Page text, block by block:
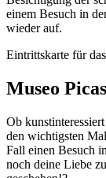
einem Besuch in
wieder auf.
Eintrittskarte für
Museo
Ob
den wichtigsten
Fall einen Besuch
noch deine Liebe